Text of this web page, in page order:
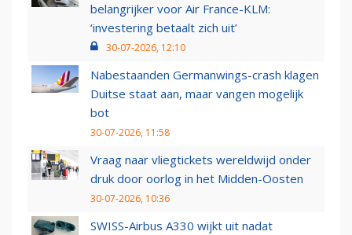
belangrijker voor Air France-KLM:
‘investering betaalt zich uit’
30-07-2026, 12:10
Nabestaanden Germanwings-crash klagen
Duitse staat aan, maar vangen mogelijk
bot
30-07-2026, 11:58
Vraag naar vliegtickets wereldwijd onder
druk door oorlog in het Midden-Oosten
30-07-2026, 10:36
SWISS-Airbus A330 wijkt uit nadat